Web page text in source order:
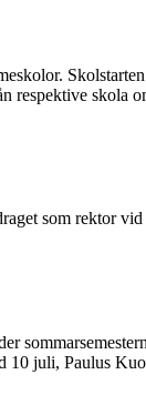
respektive
som rektor
10 juli, Paulus